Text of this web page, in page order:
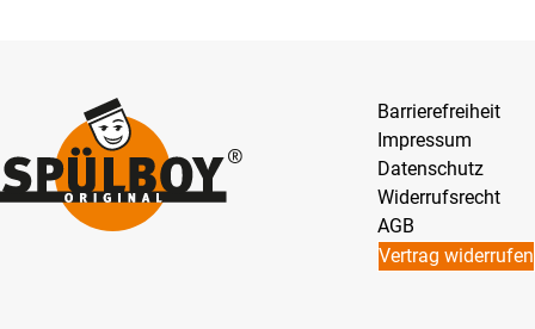
Barrierefreiheit
Impressum
Datenschutz
Widerrufsrecht
AGB
Vertrag widerrufen